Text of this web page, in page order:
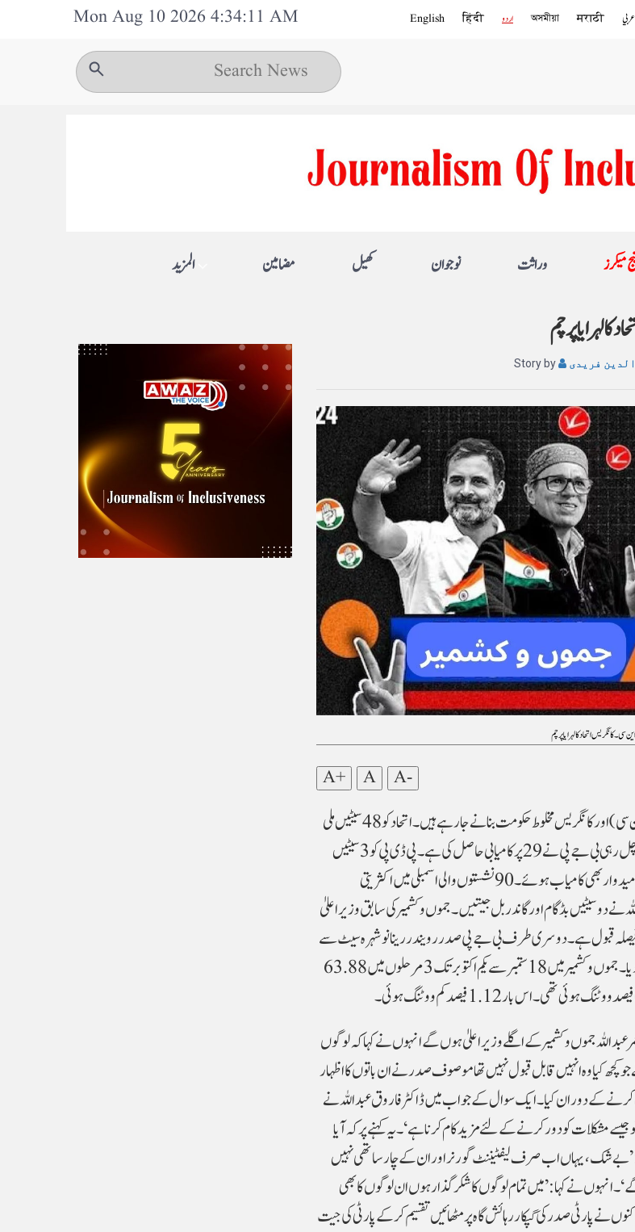
Mon Aug 10 2026 4:34:11 AM English हिंदी اردو অসমীয়া मराठी عربي
المزيد مضامین کھیل نوجوان وراثت میکرز
لہرایا پرچم
Story by فریدی
سی ۔ کانگریس اتحاد کا لہرایا پرچم
A+ A A-
نئی دہلی : جموں و کشمیر اسمبلی انتخابات کے نتائج آ چکے ہیں۔ نیشنل کانفرنس (این سی) اور کانگریس مخلوط حکومت بنانے جا رہے ہیں۔ اتحاد کو 48 سیٹیں ملی
ہیں۔ نیشنل کانفرنس کو 42 اور کانگریس کو 6 سیٹیں ملیں۔29 سیٹوں پر آگے چل رہی بی جے پی نے 29 پر کامیابی حاصل کی ہے۔ پی ڈی پی کو 3 سیٹیں
ملیں۔ ایک ایک سیٹ عام آدمی پارٹی اور جے پی سی کے حصے میں آئی۔ 7 آزاد امیدوار بھی کامیاب ہوئے۔ 90 نشستوں والی اسمبلی میں اکثریتی
نے دو سیٹیں بڈگام اور گاندربل جیتیں۔جموں و کشمیر کی سابق وزیر اعلیٰ
کا فیصلہ قبول ہے۔ دوسری طرف بی جے پی صدر رویندر رینا نوشہرہ سیٹ سے
ہار گئے۔ شکست کے بعد انہوں نے ریاستی صدر کے عہدے سے استعفیٰ دے دیا۔جموں و کشمیر میں 18 ستمبر سے یکم اکتوبر تک 3 مرحلوں میں 63.88
عبداللہ جموں وکشمیر کے اگلے وزیر اعلیٰ ہوں گے انہوں نے کہا کہ لوگوں
ہے کہ 5 اگست 2019 کو مرکزی حکومت نے جو کچھ کیا وہ انہیں قابل قبول نہیں تھا موصوف صدر نے ان باتوں کا اظہار
کرنے کے دوران کیا۔ایک سوال کے جواب میں ڈاکٹر فاروق عبداللہ نے
مشکلات کو دور کرنے کے لئے مزید کام کرنا ہے‘۔ یہ کہنے پر کہ آیا
شک، یہاں اب صرف لیفٹیننٹ گورنر اور ان کے چار ساتھی نہیں
نے کہا:’میں تمام لوگوں کا شکر گذار ہوں ان لوگوں کا بھی
نے پارٹی صدر کی گپکار رہائش گاہ پر مٹھائیں تقسیم کرکے پارٹی کی جیت